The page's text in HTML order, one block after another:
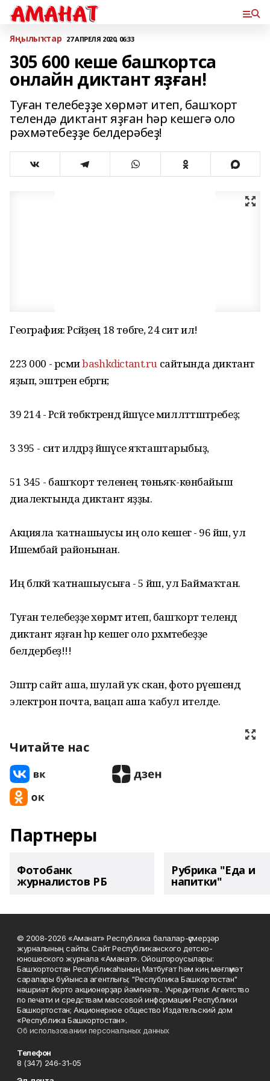
Яңылыҡтар 27 АПРЕЛЯ 2020, 06:33
305 600 кеше башҡортса
онлайн диктант яҙған!
Туған телебеҙҙе хөрмәт итеп, башҡорт
телендә диктант яҙған һәр кешегә оло
рәхмәтебеҙҙе белдерәбеҙ!
География: Рәсәйҙең 18 төбәге, 24 сит ил!
223 000 - рәсмиbashkdictant.ruсайтында диктант
яҙып, эштәрен ебәргән;
39 214 - Рәсәй төбәктәрендә йәшәүсе милләттәштәребеҙ;
3 395 - сит илдәрҙә йәшәүсе яҡташтарыбыҙ,
51 345 - башҡорт теленең төньяҡ-көнбайыш
диалектында диктант яҙҙы.
Акцияла ҡатнашыусы иң оло кешегә - 96 йәш, ул
Ишембай районынан.
Иң бәләкәй ҡатнашыусыға - 5 йәш, ул Баймаҡтан.
Туған телебеҙҙе хөрмәт итеп, башҡорт телендә
диктант яҙған һәр кешегә оло рәхмәтебеҙҙе
белдерәбеҙ!!!
Эштәр сайт аша, шулай уҡ скан, фото рәүешендә
электрон почта, вацап аша ҡабул ителде.
Читайте нас
Партнеры
Фотобанк
журналистов РБ
Рубрика "Еда и
напитки"
© 2008-2026 «Аманат» Республика балалар-үҫмерҙәр
журналының сайты. Сайт Республиканского детско-
юношеского журнала «Аманат». Ойоштороусылары:
Башҡортостан Республикаһының Матбуғат һәм киң мәғлүмәт
саралары буйынса агентлығы; "Республика Башкортостан"
нәшриәт йорто акционерҙар йәмғиәте.. Учредители: Агентство
по печати и средствам массовой информации Республики
Башкортостан; Акционерное общество Издательский дом
«Республика Башкортостан».
Об использовании персональных данных
Телефон
8 (347) 246-31-05